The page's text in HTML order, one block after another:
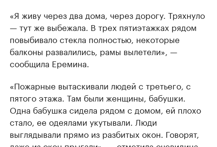
«Я живу через два дома, через дорогу. Тряхнуло
— тут же выбежала. В трех пятиэтажках рядом
повыбивало стекла полностью, некоторые
балконы развалились, рамы вылетели», —
сообщила Еремина.
«Пожарные вытаскивали людей с третьего, с
пятого этажа. Там были женщины, бабушки.
Одна бабушка сидела рядом с домом, ей плохо
стало, ее одеялами укутывали. Люди
выглядывали прямо из разбитых окон. Говорят,